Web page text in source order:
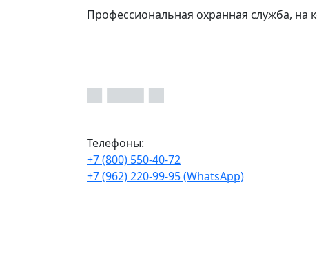
Профессиональная охранная служба,
Телефоны:
+7 (800) 550-40-72
+7 (962) 220-99-95 (WhatsApp)